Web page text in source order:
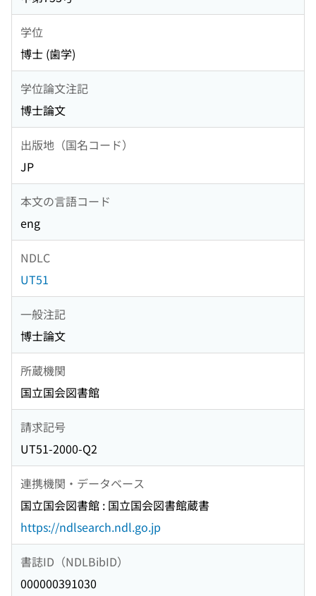
学位
博士 (歯学)
学位論文注記
博士論文
出版地（国名コード）
JP
本文の言語コード
eng
NDLC
UT51
一般注記
博士論文
所蔵機関
国立国会図書館
請求記号
UT51-2000-Q2
連携機関・データベース
国立国会図書館 : 国立国会図書館蔵書
https://ndlsearch.ndl.go.jp
書誌ID（NDLBibID）
000000391030